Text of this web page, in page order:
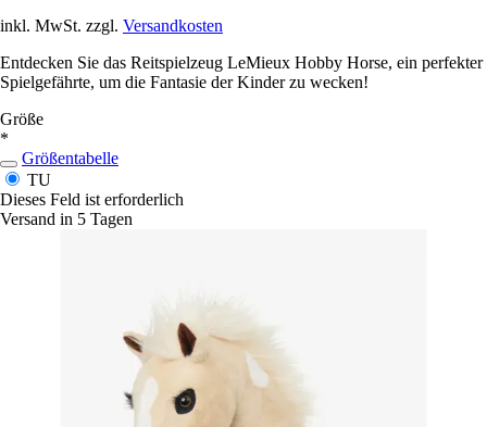
inkl. MwSt. zzgl. Versandkosten
Entdecken Sie das Reitspielzeug LeMieux Hobby Horse, ein perfekter
Spielgefährte, um die Fantasie der Kinder zu wecken!
Größe
*
Größentabelle
TU
Dieses Feld ist erforderlich
Versand in 5 Tagen